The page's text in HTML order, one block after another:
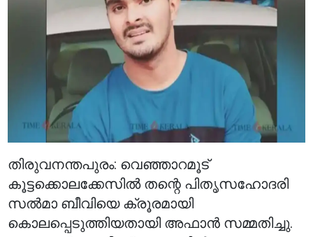
തിരുവനന്തപുരം: വെഞ്ഞാറമൂട്
കൂട്ടക്കൊലക്കേസിൽ തന്റെ പിതൃസഹോദരി
സൽമാ ബീവിയെ ക്രൂരമായി
കൊലപ്പെടുത്തിയതായി അഫാൻ സമ്മതിച്ചു.